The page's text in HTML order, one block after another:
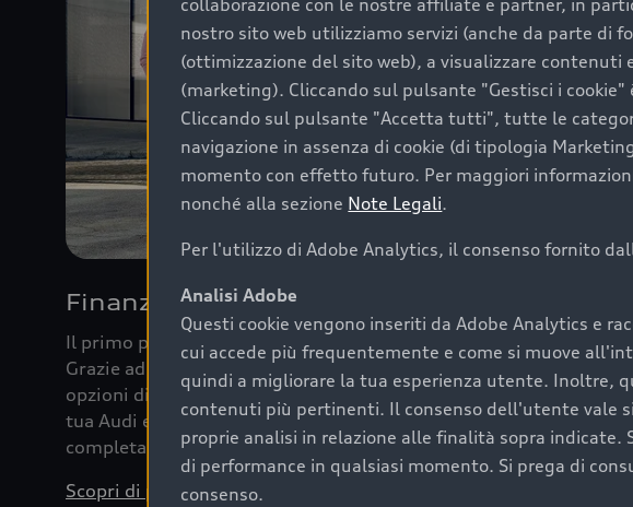
Finanziare la tua Audi
Il primo passo verso l’emozione di guidare un’Audi è comprarne
Grazie ad Audi Financial Services possiamo fornirti un’ampia
opzioni di acquisto. Con Audi Value ti garantiamo il valore futuro
tua Audi e, al termine del finanziamento, tutta la libertà di
completare l’acquisto, sostituirla o restituirla.
Scopri di più
collaborazione con le nostre affiliate e partner, in
nostro sito web utilizziamo servizi (anche da parte di
(ottimizzazione del sito web), a visualizzare
(marketing). Cliccando sul pulsante "Gestisci i
Cliccando sul pulsante "Accetta tutti", tutte le
navigazione in assenza di cookie (di tipologia
momento con effetto futuro. Per maggiori
nonché alla sezione Note Legali.
Per l'utilizzo di Adobe Analytics, il consenso fornito
Analisi Adobe
Questi cookie vengono inseriti da Adobe Analytics e
cui accede più frequentemente e come si muove
quindi a migliorare la tua esperienza utente. Inoltre,
contenuti più pertinenti. Il consenso dell'utente vale
proprie analisi in relazione alle finalità sopra indicate.
di performance in qualsiasi momento. Si prega di
consenso.